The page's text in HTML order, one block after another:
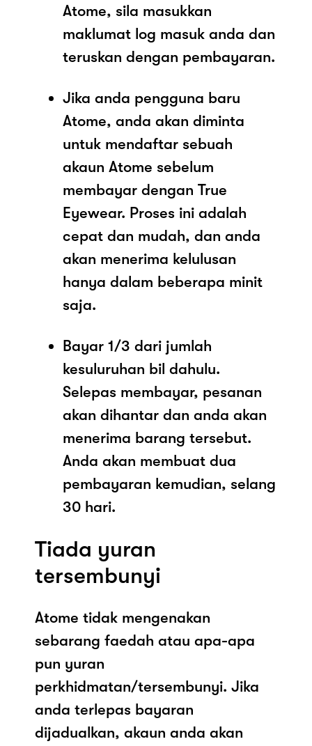
Atome, sila masukkan
maklumat log masuk anda dan
teruskan dengan pembayaran.
Jika anda pengguna baru
Atome, anda akan diminta
untuk mendaftar sebuah
akaun Atome sebelum
membayar dengan True
Eyewear. Proses ini adalah
cepat dan mudah, dan anda
akan menerima kelulusan
hanya dalam beberapa minit
saja.
Bayar 1/3 dari jumlah
kesuluruhan bil dahulu.
Selepas membayar, pesanan
akan dihantar dan anda akan
menerima barang tersebut.
Anda akan membuat dua
pembayaran kemudian, selang
30 hari.
Tiada yuran
tersembunyi
Atome tidak mengenakan
sebarang faedah atau apa-apa
pun yuran
perkhidmatan/tersembunyi. Jika
anda terlepas bayaran
dijadualkan, akaun anda akan